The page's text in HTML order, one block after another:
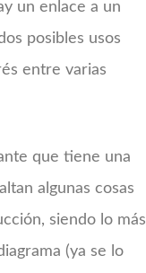
un enlace a un
posibles usos
entre varias
que tiene una
algunas cosas
siendo lo más
(ya se lo